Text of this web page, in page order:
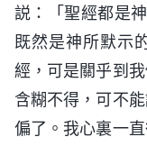
説：「聖經都是
既然是神所默示
經，可是關乎到
含糊不得，可不
偏了。我心裏一